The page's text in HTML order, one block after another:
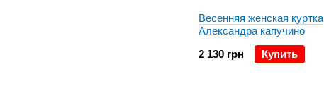
Весенняя женская куртка
Александра капучино
2 130 грн
Купить